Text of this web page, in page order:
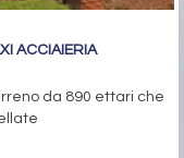
ACCIAIERIA
da 890 ettari che